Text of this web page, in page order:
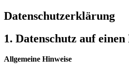
Datenschutzerklärung
1. Datenschutz auf
Allgemeine Hinweise